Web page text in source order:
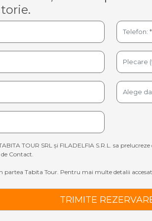
TOUR SRL și FILADELFIA S.R.L. sa
Contact.
partea Tabita Tour. Pentru mai multe detalii
TRIMITE